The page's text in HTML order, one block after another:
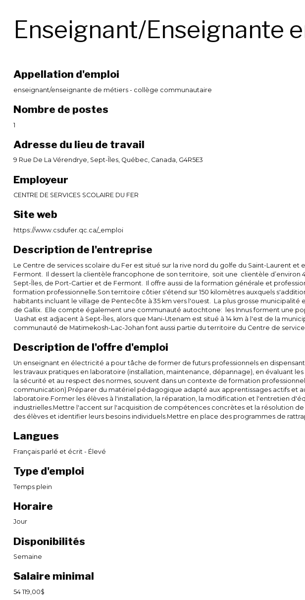
Enseignant/Enseignante
Appellation d'emploi
enseignant/enseignante de métiers - collège communautaire
Nombre de postes
1
Adresse du lieu de travail
9 Rue De La Vérendrye, Sept-Îles, Québec, Canada, G4R5E3
Employeur
CENTRE DE SERVICES SCOLAIRE DU FER
Site web
https://www.csdufer.qc.ca/_emploi
Description de l'entreprise
Le Centre de services scolaire du Fer est situé sur la rive nord du golfe du Saint-Laurent
Fermont. Il dessert la clientèle francophone de son territoire, soit une clientèle d’environ
Sept-Îles, de Port-Cartier et de Fermont. Il offre aussi de la formation générale et
formation professionnelle.Son territoire côtier s'étend sur 150 kilomètres auxquels
habitants incluant le village de Pentecôte à 35 km vers l'ouest. La plus grosse
de Gallix. Elle compte également une communauté autochtone: les Innus forment une
Uashat est adjacent à Sept-Îles, alors que Mani-Utenam est situé à 14 km à l'est de la
communauté de Matimekosh-Lac-Johan font aussi partie du territoire du Centre de
Description de l'offre d'emploi
Un enseignant en électricité a pour tâche de former de futurs professionnels en
les travaux pratiques en laboratoire (installation, maintenance, dépannage), en évaluant
la sécurité et au respect des normes, souvent dans un contexte de formation
communication).Préparer du matériel pédagogique adapté aux apprentissages actifs et
laboratoire.Former les élèves à l'installation, la réparation, la modification et l'entretien
industrielles.Mettre l'accent sur l'acquisition de compétences concrètes et la résolution
des élèves et identifier leurs besoins individuels.Mettre en place des programmes de
Langues
Français parlé et écrit - Élevé
Type d'emploi
Temps plein
Horaire
Jour
Disponibilités
Semaine
Salaire minimal
54 119,00$